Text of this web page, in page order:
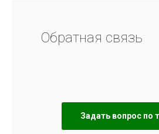
Обратная связь
Задать вопрос по